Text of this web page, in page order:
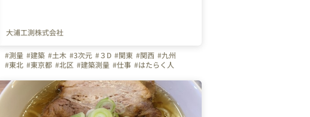
大浦工測株式会社
#測量 #建築 #土木 #3次元 #３D #関東 #関西 #九州
#東北 #東京都 #北区 #建築測量 #仕事 #はたらく人
#福岡県 #福岡市 #淀川区 #大阪市 #企業 #はたらきがい